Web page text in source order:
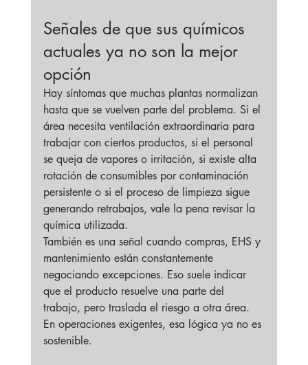
Señales de que sus químicos
actuales ya no son la mejor
opción
Hay síntomas que muchas plantas normalizan
hasta que se vuelven parte del problema. Si el
área necesita ventilación extraordinaria para
trabajar con ciertos productos, si el personal
se queja de vapores o irritación, si existe alta
rotación de consumibles por contaminación
persistente o si el proceso de limpieza sigue
generando retrabajos, vale la pena revisar la
química utilizada.
También es una señal cuando compras, EHS y
mantenimiento están constantemente
negociando excepciones. Eso suele indicar
que el producto resuelve una parte del
trabajo, pero traslada el riesgo a otra área.
En operaciones exigentes, esa lógica ya no es
sostenible.